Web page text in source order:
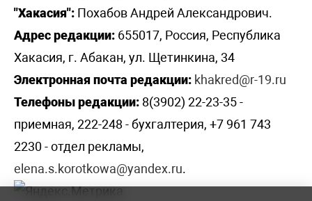
"Хакасия": Похабов Андрей Александрович.
Адрес редакции: 655017, Россия, Республика
Хакасия, г. Абакан, ул. Щетинкина, 34
Электронная почта редакции: khakred@r-19.ru
Телефоны редакции: 8(3902) 22-23-35 -
приемная, 222-248 - бухгалтерия, +7 961 743
2230 - отдел рекламы,
elena.s.korotkowa@yandex.ru.